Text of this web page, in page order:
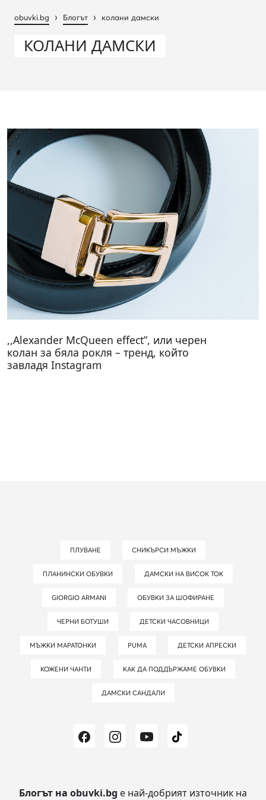
obuvki.bg › Блогът › колани дамски
КОЛАНИ ДАМСКИ
,,Alexander McQueen effect”, или черен
колан за бяла рокля – тренд, който
завладя Instagram
ПЛУВАНЕ СНИКЪРСИ МЪЖКИ
ПЛАНИНСКИ ОБУВКИ ДАМСКИ НА ВИСОК ТОК
GIORGIO ARMANI ОБУВКИ ЗА ШОФИРАНЕ
ЧЕРНИ БОТУШИ ДЕТСКИ ЧАСОВНИЦИ
МЪЖКИ МАРАТОНКИ PUMA ДЕТСКИ АПРЕСКИ
КОЖЕНИ ЧАНТИ КАК ДА ПОДДЪРЖАМЕ ОБУВКИ
ДАМСКИ САНДАЛИ
Блогът на obuvki.bg е най-добрият източник на